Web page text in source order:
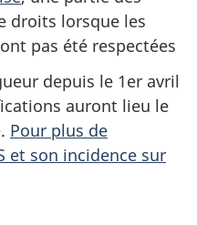
droits lorsque les
pas été respectées
depuis le 1er avril
auront lieu le
Pour plus de
et son incidence sur